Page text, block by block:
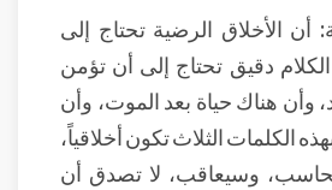
أن الأخلاق الرضية تحتاج إلى
دقيق تحتاج إلى أن تؤمن
وأن هناك حياة بعد الموت، وأن
الكلمات الثلاث تكون أخلاقياً،
وسيعاقب، لا تصدق أن